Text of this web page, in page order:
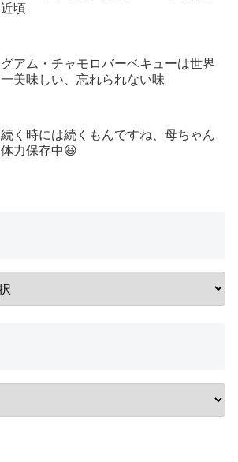
近頃
グアム・チャモロバーベキューは世界
一美味しい、忘れられない味
続く時には続くもんですね、母ちゃん
体力保存中😆